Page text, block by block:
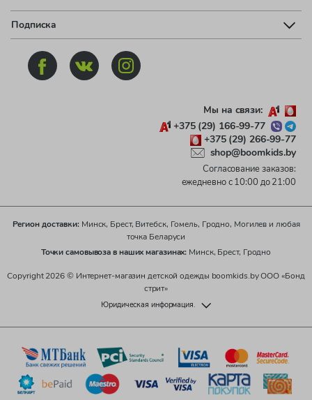
Подписка
Мы на связи:
+375 (29) 166-99-77
+375 (29) 266-99-77
shop@boomkids.by
Согласование заказов:
ежедневно с 10:00 до 21:00
Регион доставки:Минск, Брест, Витебск, Гомель, Гродно, Могилев и любая
точка Беларуси
Точки самовывоза в наших магазинах: Минск, Брест, Гродно
Copyright 2026 © Интернет-магазин детской одежды boomkids.by ООО «Бонд
стрит»
Юридическая информация.